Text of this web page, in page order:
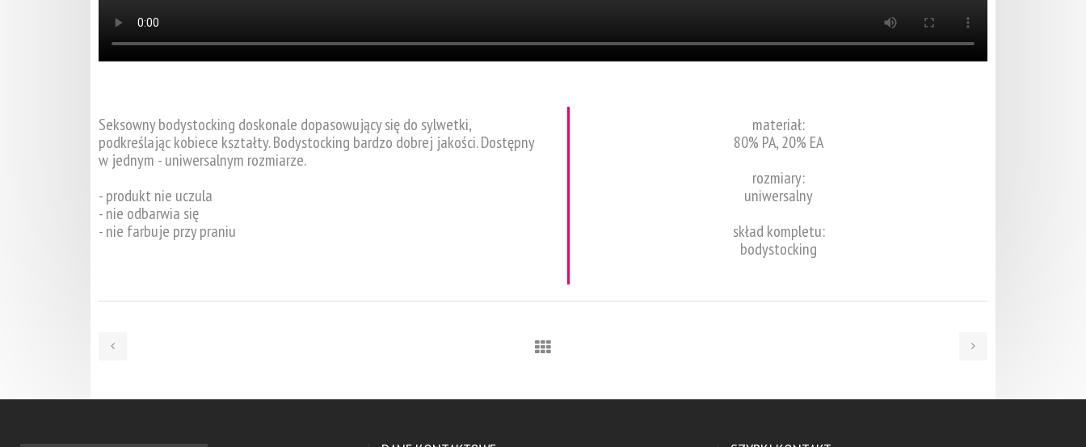
Seksowny bodystocking doskonale dopasowujący się do sylwetki,
podkreślając kobiece kształty. Bodystocking bardzo dobrej jakości. Dostępny
w jednym - uniwersalnym rozmiarze.
- produkt nie uczula
- nie odbarwia się
- nie farbuje przy praniu
materiał:
80% PA, 20% EA
rozmiary:
uniwersalny
skład kompletu:
bodystocking